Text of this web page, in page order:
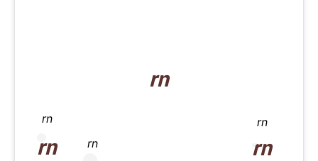
rn
rn
rn
rn
rn
rn